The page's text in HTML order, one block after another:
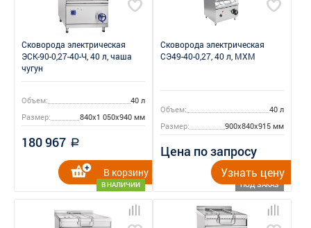
Сковорода электрическая
ЭСК-90-0,27-40-Ч, 40 л, чаша
чугун
Объем:
40 л
Размер:
840x1 050x940 мм
180 967 a
В НАЛИЧИИ
В корзину
Сковорода электрическая
СЭ49-40-0,27, 40 л, МХМ
Объем:
40 л
Размер:
900x840x915 мм
Цена по запросу
ПОД ЗАКАЗ
Узнать цену